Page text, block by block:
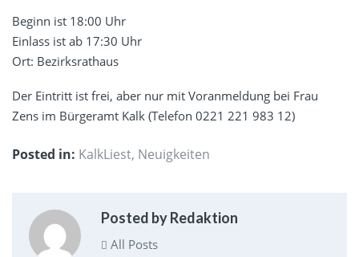
Beginn ist 18:00 Uhr
Einlass ist ab 17:30 Uhr
Ort: Bezirksrathaus
Der Eintritt ist frei, aber nur mit Voranmeldung bei Frau
Zens im Bürgeramt Kalk (Telefon 0221 221 983 12)
Posted in: KalkLiest, Neuigkeiten
Posted by Redaktion
All Posts